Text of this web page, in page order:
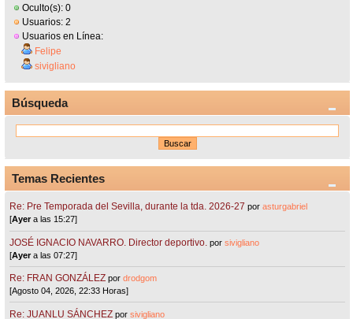
Oculto(s): 0
Usuarios: 2
Usuarios en Línea:
Felipe
sivigliano
Búsqueda
Temas Recientes
Re: Pre Temporada del Sevilla, durante la tda. 2026-27 porasturgabriel
[Ayera las 15:27]
JOSÉ IGNACIO NAVARRO. Director deportivo. porsivigliano
[Ayera las 07:27]
Re: FRAN GONZÁLEZ pordrodgom
[Agosto 04, 2026, 22:33 Horas]
Re: JUANLU SÁNCHEZ porsivigliano